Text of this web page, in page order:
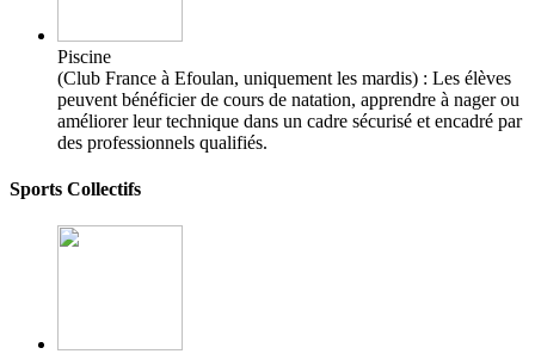
Piscine
(Club France à Efoulan, uniquement les mardis) : Les élèves
peuvent bénéficier de cours de natation, apprendre à nager ou
améliorer leur technique dans un cadre sécurisé et encadré par
des professionnels qualifiés.
Sports Collectifs